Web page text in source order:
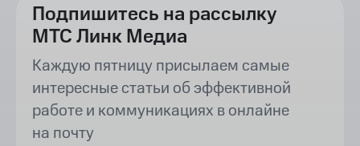
Подпишитесь на рассылку
МТС Линк Медиа
Каждую пятницу присылаем самые
интересные статьи об эффективной
работе и коммуникациях в онлайне
на почту